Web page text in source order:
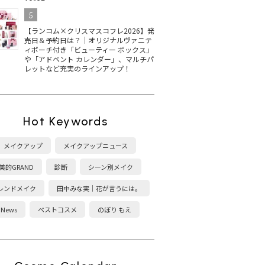
5
【ランコム×クリスマスコフレ2026】発
売日＆予約日は？｜オリジナルヴァニテ
ィポーチ付き「ビューティー ボックス」
や「アドベント カレンダー」、マルチパ
レットなど充実のラインアップ！
Hot Keywords
メイクアップ メイクアップニュース
的GRAND 診断 シーン別メイク
ンドメイク 田中みな実｜花が言うには。
News ベストコスメ のぼり もえ